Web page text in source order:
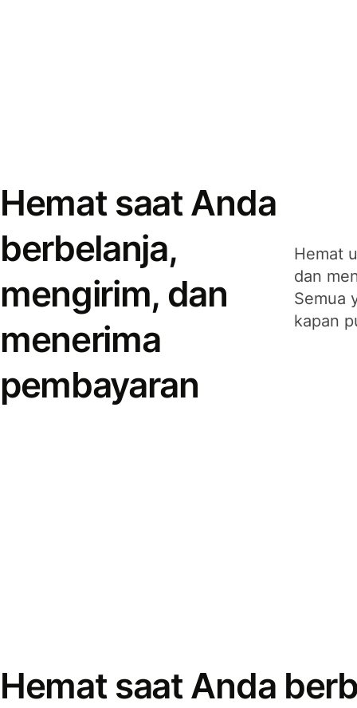
Hemat saat Anda
berbelanja,
mengirim, dan
menerima
pembayaran
Hemat
dan
Semua
kapan
Hemat saat Anda